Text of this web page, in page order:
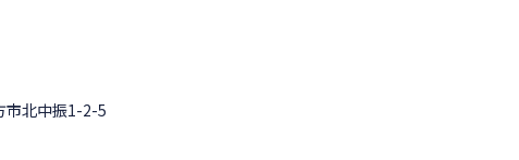
市北中振1-2-5